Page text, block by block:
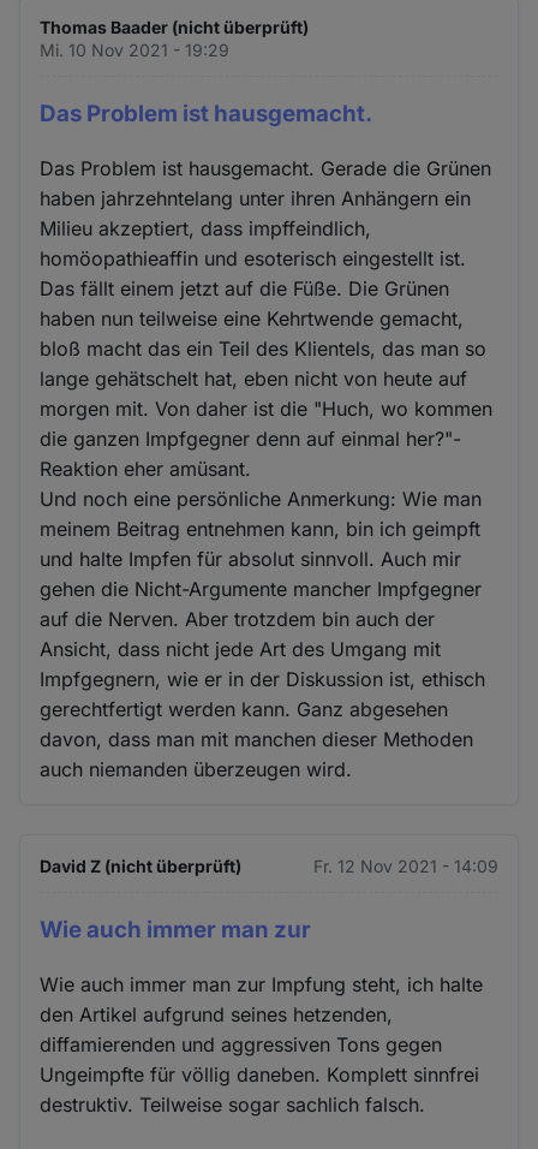
Thomas Baader (nicht überprüft)
Mi. 10 Nov 2021 - 19:29
Das Problem ist hausgemacht.
Das Problem ist hausgemacht. Gerade die Grünen
haben jahrzehntelang unter ihren Anhängern ein
Milieu akzeptiert, dass impffeindlich,
homöopathieaffin und esoterisch eingestellt ist.
Das fällt einem jetzt auf die Füße. Die Grünen
haben nun teilweise eine Kehrtwende gemacht,
bloß macht das ein Teil des Klientels, das man so
lange gehätschelt hat, eben nicht von heute auf
morgen mit. Von daher ist die "Huch, wo kommen
die ganzen Impfgegner denn auf einmal her?"-
Reaktion eher amüsant.
Und noch eine persönliche Anmerkung: Wie man
meinem Beitrag entnehmen kann, bin ich geimpft
und halte Impfen für absolut sinnvoll. Auch mir
gehen die Nicht-Argumente mancher Impfgegner
auf die Nerven. Aber trotzdem bin auch der
Ansicht, dass nicht jede Art des Umgang mit
Impfgegnern, wie er in der Diskussion ist, ethisch
gerechtfertigt werden kann. Ganz abgesehen
davon, dass man mit manchen dieser Methoden
auch niemanden überzeugen wird.
David Z (nicht überprüft) Fr. 12 Nov 2021 - 14:09
Wie auch immer man zur
Wie auch immer man zur Impfung steht, ich halte
den Artikel aufgrund seines hetzenden,
diffamierenden und aggressiven Tons gegen
Ungeimpfte für völlig daneben. Komplett sinnfrei
destruktiv. Teilweise sogar sachlich falsch.